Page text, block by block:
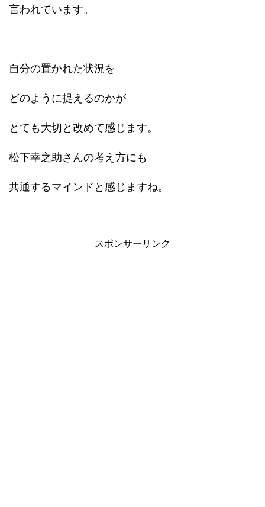
言われています。
自分の置かれた状況を
どのように捉えるのかが
とても大切と改めて感じます。
松下幸之助さんの考え方にも
共通するマインドと感じますね。
スポンサーリンク